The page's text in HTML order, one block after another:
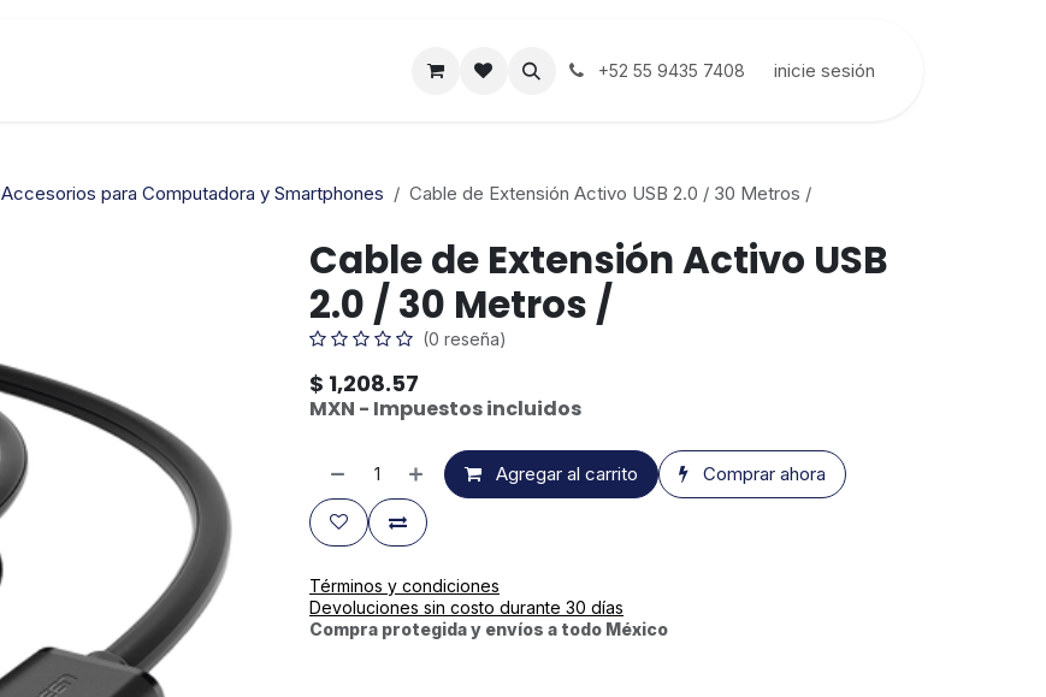
+52 55 9435 7408 inicie sesión
Accesorios para Computadora y Smartphones Cable de Extensión Activo USB 2.0 / 30 Metros /
Cable de Extensión Activo USB
2.0 / 30 Metros /
(0 reseña)
$ 1,208.57
MXN - Impuestos incluidos
Agregar al carrito Comprar ahora
Términos y condiciones
Devoluciones sin costo durante 30 días
Compra protegida y envíos a todo México